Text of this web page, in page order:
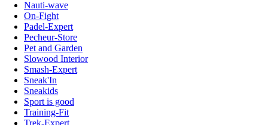
Nauti-wave
On-Fight
Padel-Expert
Pecheur-Store
Pet and Garden
Slowood Interior
Smash-Expert
Sneak'In
Sneakids
Sport is good
Training-Fit